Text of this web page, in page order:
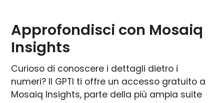
Approfondisci con Mosaiq
Insights
Curioso di conoscere i dettagli dietro i
numeri? Il GPTI ti offre un accesso gratuito a
Mosaiq Insights, parte della più ampia suite